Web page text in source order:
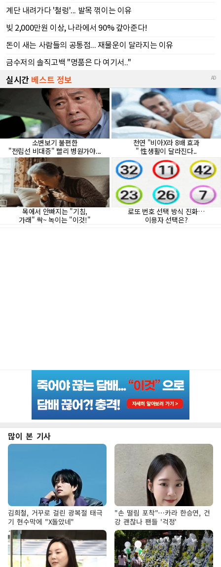
많이 본 기사
김희철, 거꾸로 걸린 광복절 태극
기 현수막에 "X돌았네"
"손 떨림 포착"…카라 한승연, 건
강 괜찮나 팬들 '걱정'